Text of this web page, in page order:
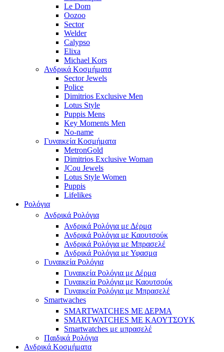
Le Dom
Oozoo
Sector
Welder
Calypso
Elixa
Michael Kors
Ανδρικά Κοσμήματα
Sector Jewels
Police
Dimitrios Exclusive Men
Lotus Style
Puppis Mens
Key Moments Men
No-name
Γυναικεία Κοσμήματα
MetronGold
Dimitrios Exclusive Woman
JCou Jewels
Lotus Style Women
Puppis
Lifelikes
Ρολόγια
Ανδρικά Ρολόγια
Ανδρικά Ρολόγια με Δέρμα
Ανδρικά Ρολόγια με Καουτσούκ
Ανδρικά Ρολόγια με Μπρασελέ
Ανδρικά Ρολόγια με Υφασμα
Γυναικεία Ρολόγια
Γυναικεία Ρολόγια με Δέρμα
Γυναικεία Ρολόγια με Καουτσούκ
Γυναικεία Ρολόγια με Μπρασελέ
Smartwaches
SMARTWATCHES ΜΕ ΔΕΡΜΑ
SMARTWATCHES ΜΕ ΚΑΟΥΤΣΟΥΚ
Smartwatches με μπρασελέ
Παιδικά Ρολόγια
Ανδρικά Κοσμήματα